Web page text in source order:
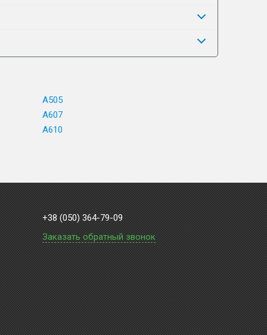
A505
A607
A610
+38 (050) 364-79-09
Заказать обратный звонок